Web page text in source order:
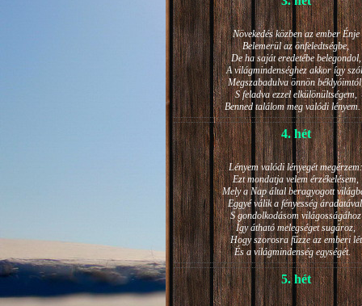
Növekedés közben az ember Énje
Belemerül az önfeledtségbe,
De ha saját eredetébe belegondol,
A világmindenséghez akkor így
Megszabadulva önnön
S feladva ezzel elkülönültségem,
Benned találom meg valódi
4. hét
Lényem valódi lényegét megérzem:
Ezt mondatja velem érzékelésem,
Mely a Nap által beragyogott
Eggyé válik a fényesség
S gondolkodásom világosságához
Így átható melegséget sugároz,
Hogy szorosra fűzze az emberi lét
És a világmindenség egységét.
5. hét